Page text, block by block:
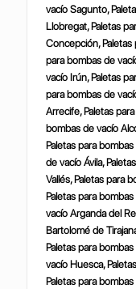
vacío Sagunto,
Llobregat, Paletas
Concepción, Paletas
para bombas de
vacío Irún, Paletas
para bombas de
Arrecife, Paletas
bombas de vacío
Paletas para
de vacío Ávila,
Vallés, Paletas para
Paletas para
vacío Arganda del
Bartolomé de
Paletas para
vacío Huesca,
Paletas para